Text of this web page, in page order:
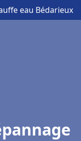
eau Bédarieux